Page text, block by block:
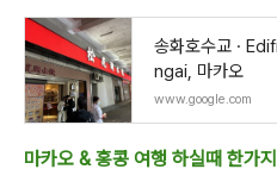
송화호수교 ·
ngai, 마카오
www.google.com
마카오 & 홍콩 여행 하실때 한가